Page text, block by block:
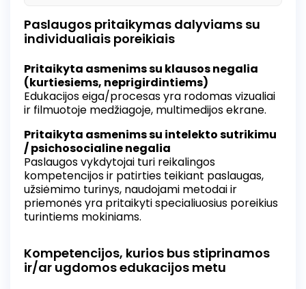
Dalyviai bus kviečiami panirti į kūrybinį procesą,
kurio metu kiekvienas nusispalvins ir papuoš
savo tekstilinį knygų krepšį, jį parsineš namo ir
kasdieniams poreikiams, skleidžiant žinią apie
biblioteką ir tvarumo idėją. Išvažiuojamoji
paslauga bus teikiama: Šilutės rajono
savivaldybėje, Klaipėdos ir Tauragės apskrityse.
Paslaugos pritaikymas dalyviams su
individualiais poreikiais
Pritaikyta asmenims su klausos negalia
(kurtiesiems, neprigirdintiems)
Edukacijos eiga/procesas yra rodomas vizualiai
ir filmuotoje medžiagoje, multimedijos ekrane.
Pritaikyta asmenims su intelekto sutrikimu
/ psichosocialine negalia
Paslaugos vykdytojai turi reikalingos
kompetencijos ir patirties teikiant paslaugas,
užsiėmimo turinys, naudojami metodai ir
priemonės yra pritaikyti specialiuosius poreikius
turintiems mokiniams.
Kompetencijos, kurios bus stiprinamos
ir/ar ugdomos edukacijos metu